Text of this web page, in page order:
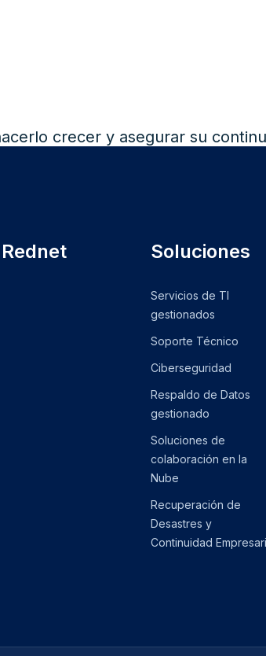
crecer y asegurar su
Rednet Soluciones
Servicios de TI
gestionados
Soporte Técnico
Ciberseguridad
Respaldo de Datos
gestionado
Soluciones de
colaboración en la
Nube
Recuperación de
Desastres y
Continuidad